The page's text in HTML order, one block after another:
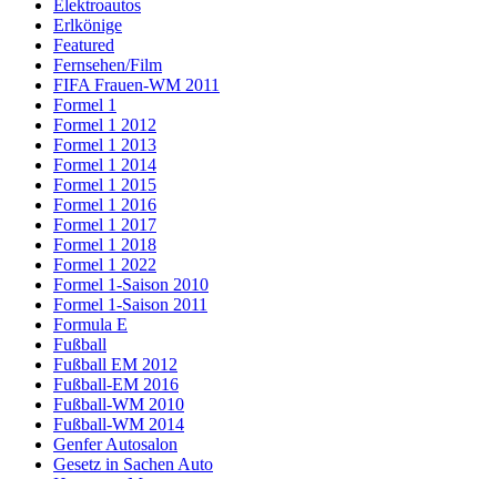
Elektroautos
Erlkönige
Featured
Fernsehen/Film
FIFA Frauen-WM 2011
Formel 1
Formel 1 2012
Formel 1 2013
Formel 1 2014
Formel 1 2015
Formel 1 2016
Formel 1 2017
Formel 1 2018
Formel 1 2022
Formel 1-Saison 2010
Formel 1-Saison 2011
Formula E
Fußball
Fußball EM 2012
Fußball-EM 2016
Fußball-WM 2010
Fußball-WM 2014
Genfer Autosalon
Gesetz in Sachen Auto